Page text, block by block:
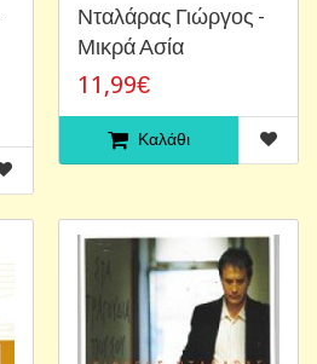
Νταλάρας Γιώργος -
Μικρά Ασία
11,99€
Καλάθι